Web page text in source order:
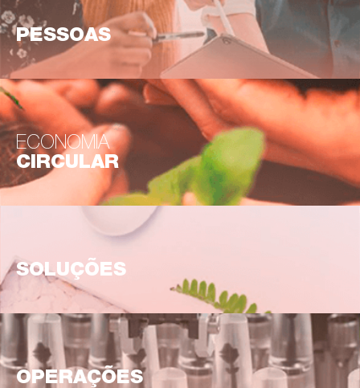
PESSOAS
ECONOMIA
CIRCULAR
SOLUÇÕES
OPERAÇÕES